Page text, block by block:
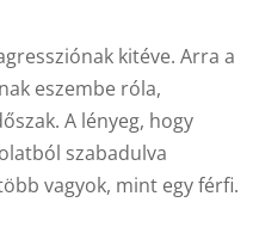
kitéve. Arra a
eszembe róla,
A lényeg, hogy
szabadulva
vagyok, mint egy férfi.